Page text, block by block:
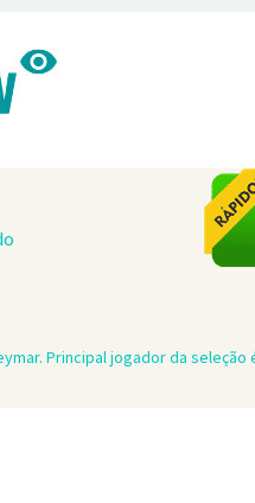
Principal jogador da seleção